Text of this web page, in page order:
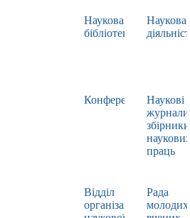
Наукова
бібліотека
Наукова
діяльність
Конференції
Наукові
журнали,
збірники
наукових
праць
Відділ
організації
Рада
молодих